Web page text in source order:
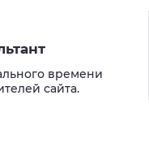
времени
сайта.